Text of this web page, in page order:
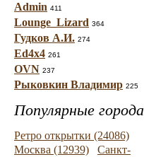
Admin 411
Lounge_Lizard 364
Гудков А.И. 274
Ed4x4 261
OVN 237
Рыковкин Владимир 225
Популярные города
Ретро открытки (24086)
Москва (12939)
Санкт-